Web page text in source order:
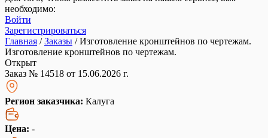
необходимо:
Войти
Зарегистрироваться
Главная /Заказы /Изготовление кронштейнов по чертежам.
Изготовление кронштейнов по чертежам.
Открыт
Заказ № 14518 от 15.06.2026 г.
Регион заказчика: Калуга
Цена: -